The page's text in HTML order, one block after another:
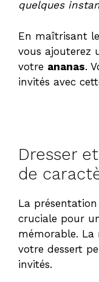
quelques
En maîtrisant
vous ajouterez
votre ananas.
invités avec
Dresser
de
La
cruciale pour
mémorable. La
votre dessert
invités.